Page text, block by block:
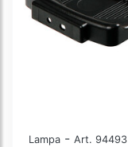
Lampa - Art. 94493